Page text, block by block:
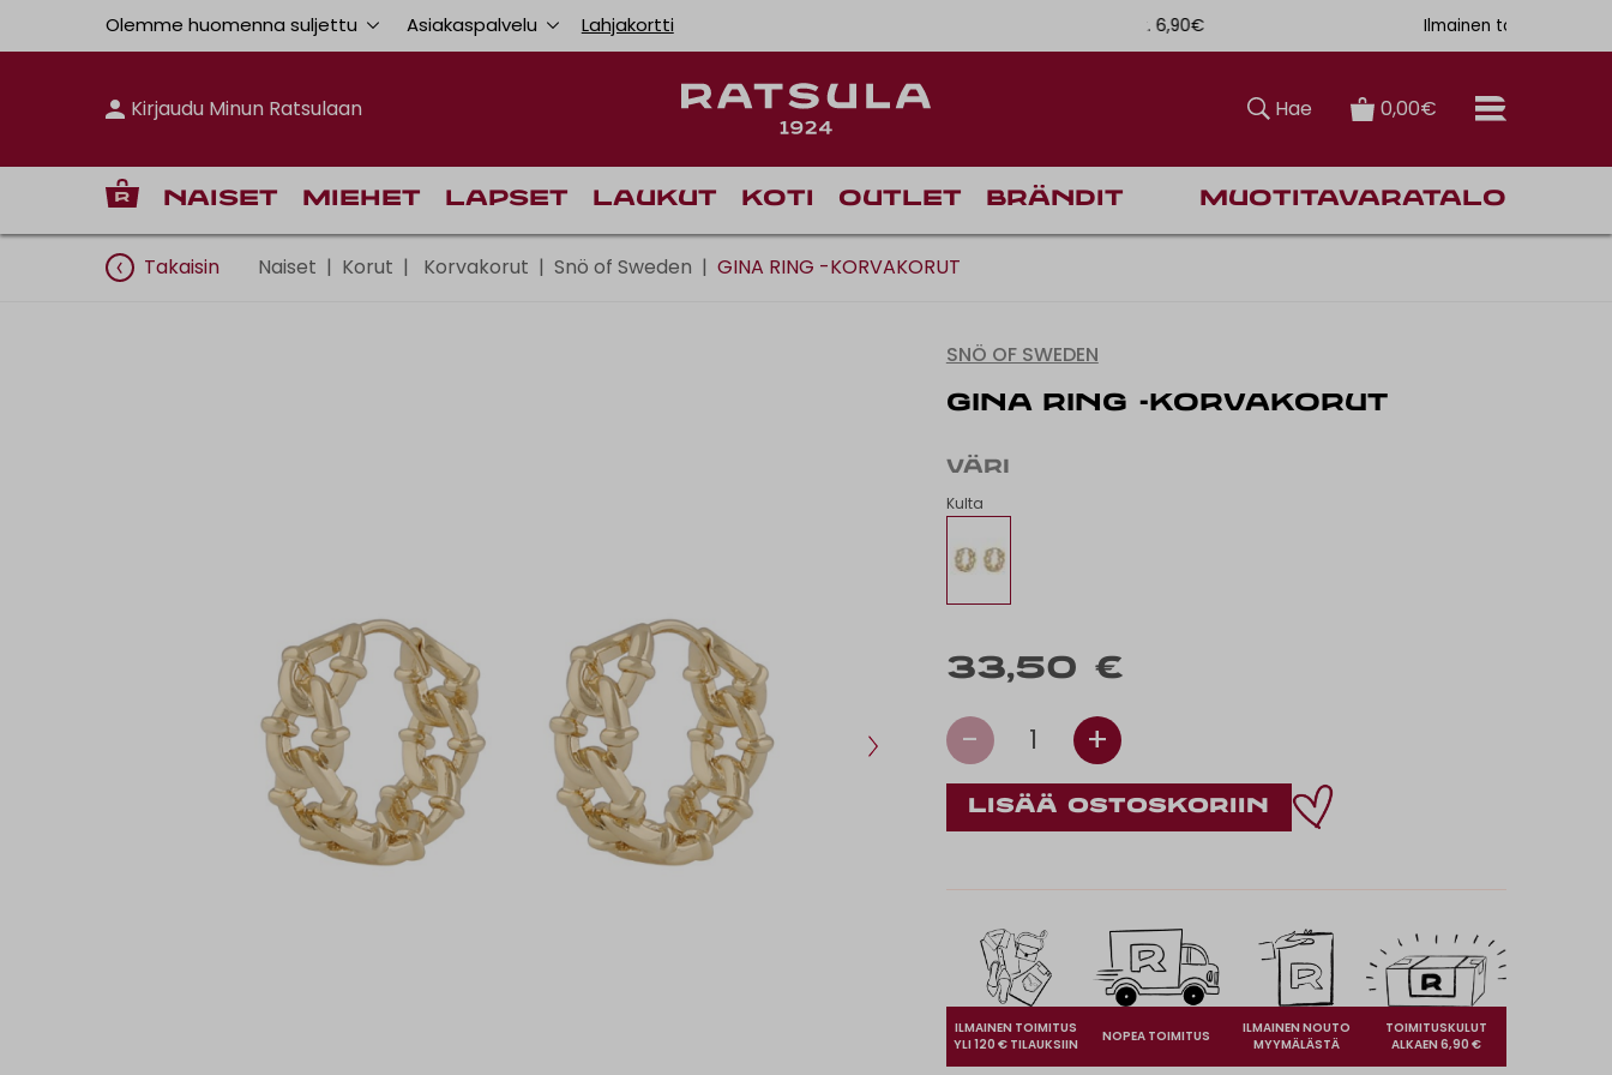
Olemme huomenna suljettu Asiakaspalvelu Lahjakortti Ilmainen toimitus Manner-Suomeen yli 120 euron tilauksiin
Kirjaudu Minun Ratsulaan Hae 0,00€
Naiset Miehet Lapset Laukut Koti Outlet Brändit Muotitavaratalo
Takaisin Naiset | Korut | Korvakorut | Snö of Sweden | GINA RING -KORVAKORUT
SNÖ OF SWEDEN
GINA RING -KORVAKORUT
VÄRI
Kulta
33,50 €
- 1 +
ILMAINEN TOIMITUS
YLI 120 € TILAUKSIIN
NOPEA TOIMITUS
ILMAINEN NOUTO
MYYMÄLÄSTÄ
TOIMITUSKULUT
ALKAEN 6,90 €